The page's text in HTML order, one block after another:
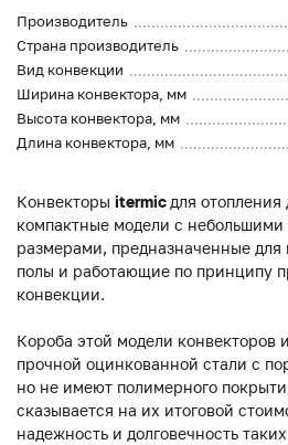
Производитель
Страна производитель
Вид конвекции
Ширина конвектора, мм
Высота конвектора, мм
Длина конвектора, мм
Конвекторы itermic для
компактные модели с небольшими
размерами, предназначенные для
полы и работающие по принципу
конвекции.
Короба этой модели конвекторов
прочной оцинкованной стали с
но не имеют полимерного
сказывается на их итоговой
надежность и долговечность